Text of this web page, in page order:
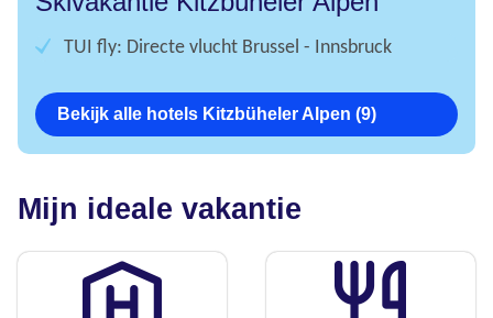
TUI fly: Directe vlucht Brussel - Innsbruck
Bekijk alle hotels Kitzbüheler Alpen (9)
Mijn ideale vakantie